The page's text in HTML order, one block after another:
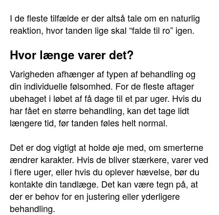
I de fleste tilfælde er der altså tale om en naturlig
reaktion, hvor tanden lige skal “falde til ro” igen.
Hvor længe varer det?
Varigheden afhænger af typen af behandling og
din individuelle følsomhed. For de fleste aftager
ubehaget i løbet af få dage til et par uger. Hvis du
har fået en større behandling, kan det tage lidt
længere tid, før tanden føles helt normal.
Det er dog vigtigt at holde øje med, om smerterne
ændrer karakter. Hvis de bliver stærkere, varer ved
i flere uger, eller hvis du oplever hævelse, bør du
kontakte din tandlæge. Det kan være tegn på, at
der er behov for en justering eller yderligere
behandling.